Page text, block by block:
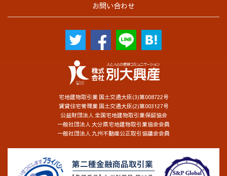
宅地建物取引業 国土交通大臣(3)第008722号
賃貸住宅管理業 国土交通大臣(2)第003127号
公益財団法人 全国宅地建物取引業保証協会
一般社団法人 大分県宅地建物取引業協会会員
一般社団法人 九州不動産公正取引協議会会員
お問い合わせ